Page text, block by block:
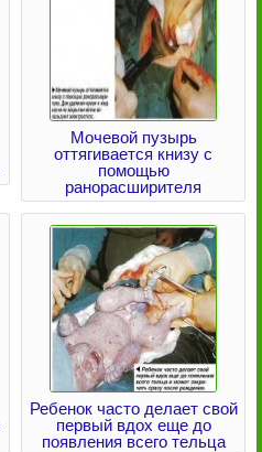
Мочевой пузырь
оттягивается книзу с
помощью
ранорасширителя
Ребенок часто делает свой
первый вдох еще до
появления всего тельца